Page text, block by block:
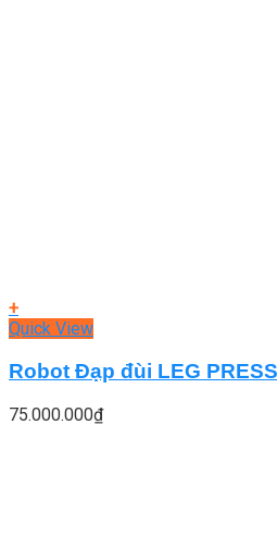
+
Quick View
Robot Đạp đùi LEG
75.000.000₫